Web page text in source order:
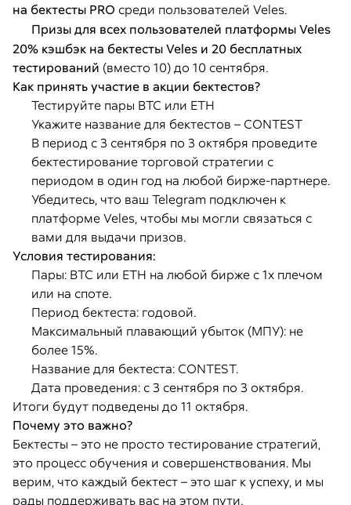
на бектесты PRO среди пользователей Veles.
Призы для всех пользователей платформы Veles
20% кэшбэк на бектесты Veles и 20 бесплатных
тестирований (вместо 10) до 10 сентября.
Как принять участие в акции бектестов?
Тестируйте пары BTC или ETH
Укажите название для бектестов – CONTEST
В период с 3 сентября по 3 октября проведите
бектестирование торговой стратегии с
периодом в один год на любой бирже-партнере.
Убедитесь, что ваш Telegram подключен к
платформе Veles, чтобы мы могли связаться с
вами для выдачи призов.
Условия тестирования:
Пары: BTC или ETH на любой бирже с 1х плечом
или на споте.
Период бектеста: годовой.
Максимальный плавающий убыток (МПУ): не
более 15%.
Название для бектеста: CONTEST.
Дата проведения: с 3 сентября по 3 октября.
Итоги будут подведены до 11 октября.
Почему это важно?
Бектесты – это не просто тестирование стратегий,
это процесс обучения и совершенствования. Мы
верим, что каждый бектест – это шаг к успеху, и мы
рады поддерживать вас на этом пути.